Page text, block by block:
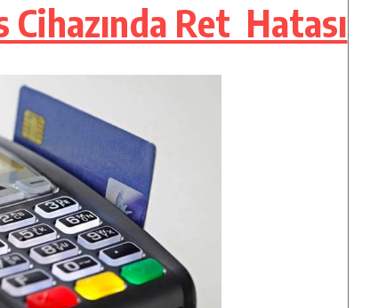
Cihazında Ret Hatası